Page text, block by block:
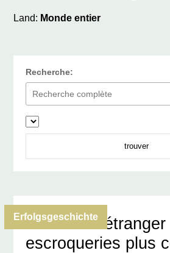
Land: Monde entier
Erfolgsgeschichte
Fraude à
escroqueries plus
Recherche:
trouver